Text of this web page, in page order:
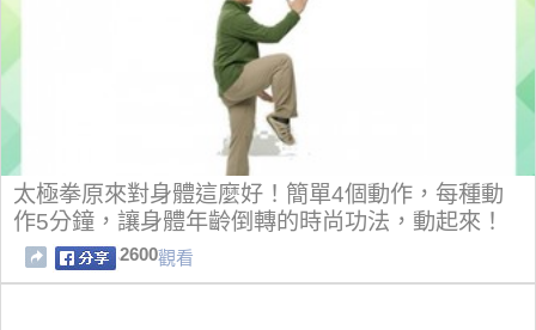
太極拳原來對身體這麼好！簡單4個動作，每種動
作5分鐘，讓身體年齡倒轉的時尚功法，動起來！
2600觀看